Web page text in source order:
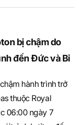
bị chậm do
đến Đức và Bỉ
hành trình trở
thuộc Royal
06:00 ngày 7